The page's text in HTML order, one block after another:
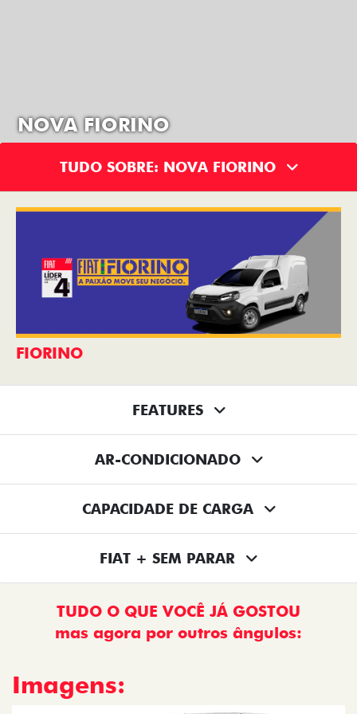
NOVA FIORINO
TUDO SOBRE: NOVA FIORINO
FIORINO
FEATURES
AR-CONDICIONADO
CAPACIDADE DE CARGA
FIAT + SEM PARAR
TUDO O QUE VOCÊ JÁ GOSTOU
mas agora por outros ângulos:
Imagens: